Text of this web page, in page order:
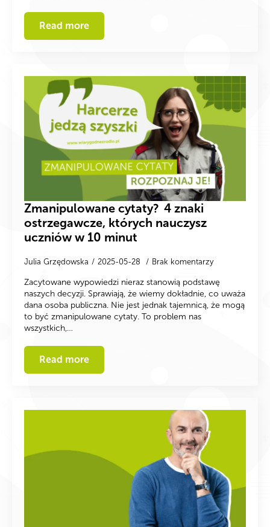
Read more
Zmanipulowane cytaty? 4 znaki
ostrzegawcze, których nauczysz
uczniów w 10 minut
Julia Grzędowska 2025-05-28 Brak komentarzy
Zacytowane wypowiedzi nieraz stanowią podstawę
naszych decyzji. Sprawiają, że wiemy dokładnie, co uważa
dana osoba publiczna. Nie jest jednak tajemnicą, że mogą
to być zmanipulowane cytaty. To problem nas
wszystkich,…
Read more